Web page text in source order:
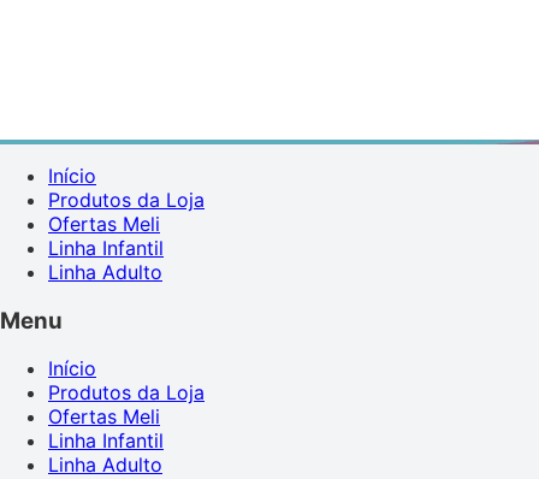
Início
Produtos da Loja
Ofertas Meli
Linha Infantil
Linha Adulto
Menu
Início
Produtos da Loja
Ofertas Meli
Linha Infantil
Linha Adulto